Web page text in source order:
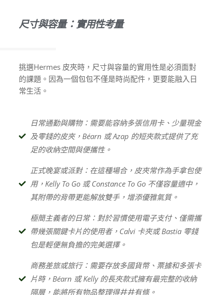
尺寸與容量：實用性考量
挑選Hermes 皮夾時，尺寸與容量的實用性是必須面對
的課題。因為一個包包不僅是時尚配件，更要能融入日
常生活。
日常通勤與購物：需要能容納多張信用卡、少量現金
及零錢的皮夾，Béarn 或 Azap 的短夾款式提供了充
足的收納空間與便攜性。
正式晚宴或派對：在這種場合，皮夾常作為手拿包使
用，Kelly To Go 或 Constance To Go 不僅容量適中，
其附帶的背帶更能解放雙手，增添優雅氣質。
極簡主義者的日常：對於習慣使用電子支付、僅需攜
帶幾張關鍵卡片的使用者，Calvi 卡夾或 Bastia 零錢
包是輕便無負擔的完美選擇。
商務差旅或旅行：需要存放多國貨幣、票據和多張卡
片時，Béarn 或 Kelly 的長夾款式擁有最完整的收納
隔層，能將所有物品整理得井井有條。